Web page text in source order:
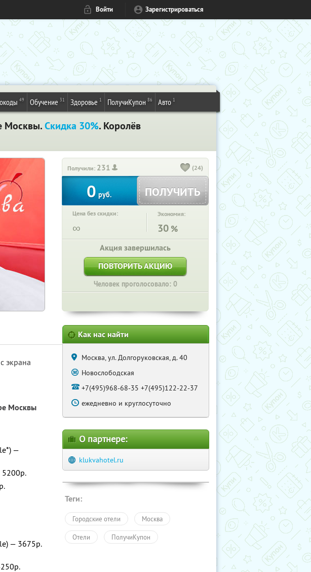
Войти Зарегистрироваться
49 Обучение 31 Здоровье 1 ПолучиКупон 86 Авто 1
Москвы.Скидка 30%. Королёв
Получили: 231 (24)
0 руб. ПОЛУЧИТЬ
Цена без скидки:
∞
Экономия:
30 %
Акция завершилась
ПОВТОРИТЬ АКЦИЮ
Человек проголосовало: 0
экрана
Москвы
—
5200р.
— 3675р.
Как нас найти
Москва, ул. Долгоруковская, д. 40
Новослободская
+7(495)968-68-35 +7(495)122-22-37
ежедневно и круглосуточно
О партнере:
klukvahotel.ru
Теги:
Городские отели Москва
Отели ПолучиКупон